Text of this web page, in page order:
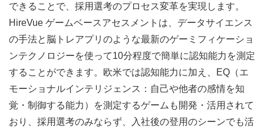
できることで、採用選考のプロセス変革を実現します。
HireVue ゲームベースアセスメントは、データサイエンス
の手法と脳トレアプリのような最新のゲーミフィケーショ
ンテクノロジーを使って10分程度で簡単に認知能力を測定
することができます。欧米では認知能力に加え、EQ（エ
モーショナルインテリジェンス：自己や他者の感情を知
覚・制御する能力）を測定するゲームも開発・活用されて
おり、採用選考のみならず、入社後の登用のシーンでも活